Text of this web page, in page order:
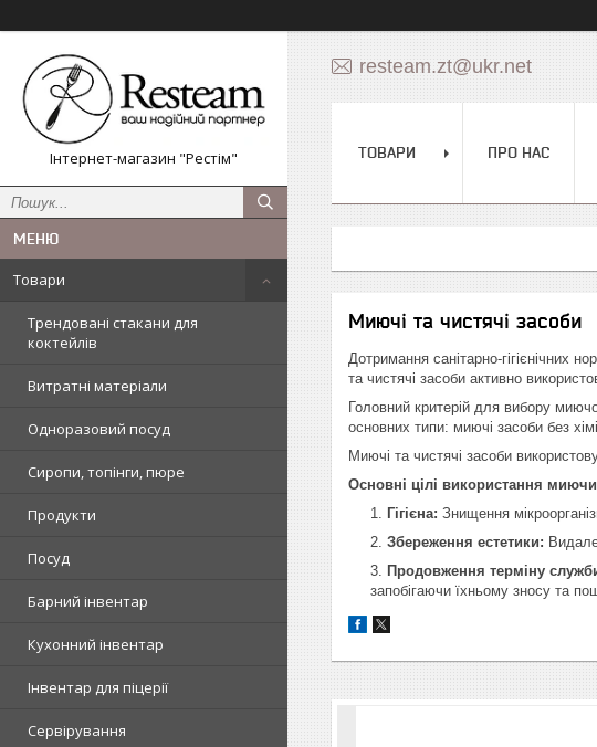
Інтернет-магазин "Рестім"
Товари
Трендовані стакани для
коктейлів
Витратні матеріали
Одноразовий посуд
Сиропи, топінги, пюре
Продукти
Посуд
Барний інвентар
Кухонний інвентар
Інвентар для піцерії
Сервірування
resteam.zt@ukr.net
ТОВАРИ ПРО НАС
Миючі та чистячі засоби
Дотримання санітарно-гігієнічних
та чистячі засоби активно
Головний критерій для вибору
основних типи: миючі засоби без
Миючі та чистячі засоби
Основні цілі використання
Гігієна: Знищення
Збереження естетики:
Продовження терміну
запобігаючи їхньому зносу та